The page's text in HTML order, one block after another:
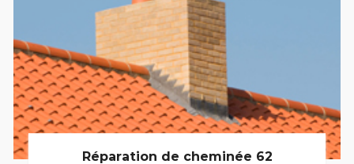
Réparation de cheminée 62